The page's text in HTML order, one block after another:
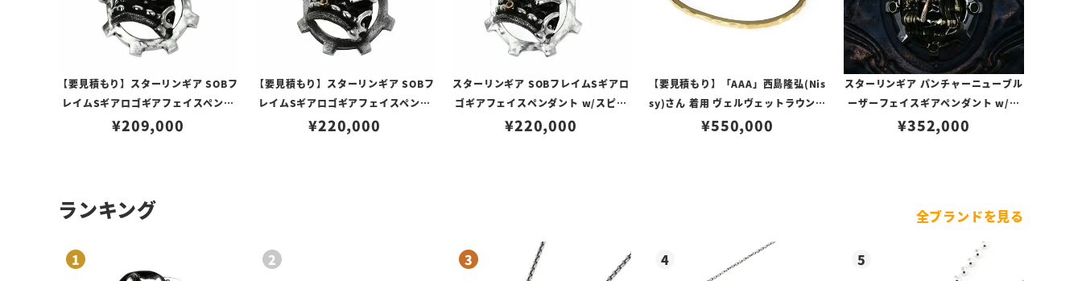
【要見積もり】スターリンギア SOBフ
レイムSギアロゴギアフェイスペンダ
ント w/スピニングテクスチャー
¥209,000
【要見積もり】スターリンギア SOBフ
レイムSギアロゴギアフェイスペンダ
ント w/ハンドテクスチャー/コパーシ
¥220,000
スターリンギア SOBフレイムSギアロ
ゴギアフェイスペンダント w/スピニ
ングテクスチャー/コパーシガー
¥220,000
【要見積もり】「AAA」西島隆弘(Nis
sy)さん 着用 ヴェルヴェットラウンジ
Scale K18 スケールバングル S
¥550,000
スターリンギア パンチャーニューブル
ーザーフェイスギアペンダント w/フ
ラッグフェイス/ブラスアメリカンフラ
¥352,000
ランキング 全ブランドを見る